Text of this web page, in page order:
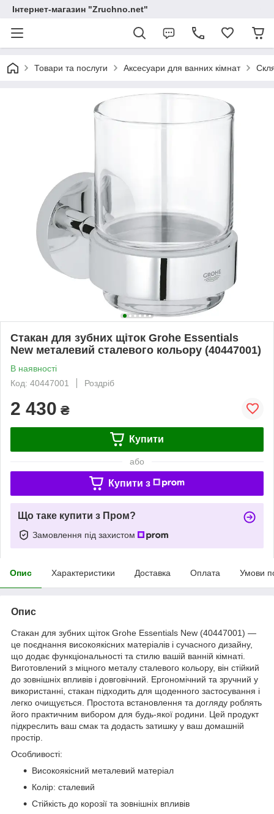
Інтернет-магазин "Zruchno.net"
Товари та послуги Аксесуари для ванних кімнат
Стакан для зубних щіток Grohe Essentials
New металевий сталевого кольору (40447001)
В наявності
Код: 40447001
Роздріб
2 430 ₴
Купити
або
Купити з
Що таке купити з Пром?
Замовлення під захистом
Опис Характеристики Доставка Оплата Умови
Опис
Стакан для зубних щіток Grohe Essentials New (40447001) —
це поєднання високоякісних матеріалів і сучасного дизайну,
що додає функціональності та стилю вашій ванній кімнаті.
Виготовлений з міцного металу сталевого кольору, він стійкий
до зовнішніх впливів і довговічний. Ергономічний та зручний у
використанні, стакан підходить для щоденного застосування і
легко очищується. Простота встановлення та догляду роблять
його практичним вибором для будь-якої родини. Цей продукт
підкреслить ваш смак та додасть затишку у ваш домашній
простір.
Особливості:
Високоякісний металевий матеріал
Колір: сталевий
Стійкість до корозії та зовнішніх впливів